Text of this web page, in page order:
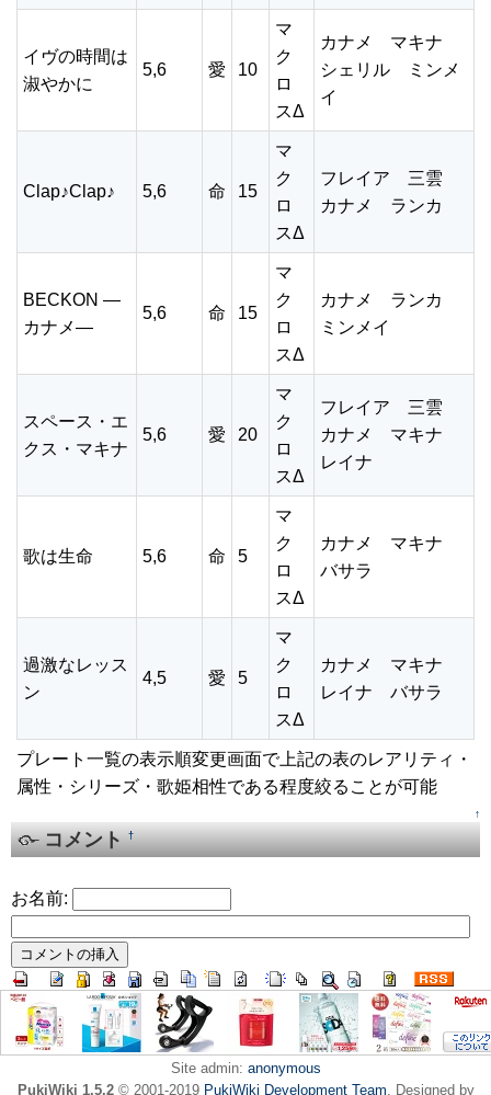
イヴの時間は
淑やかに
5,6 愛 10
マ
ク
ロ
スΔ
カナメ マキナ
シェリル ミンメ
イ
Clap♪Clap♪ 5,6 命 15
マ
ク
ロ
スΔ
フレイア 三雲
カナメ ランカ
BECKON ―
カナメ―
5,6 命 15
マ
ク
ロ
スΔ
カナメ ランカ
ミンメイ
スペース・エ
クス・マキナ
5,6 愛 20
マ
ク
ロ
スΔ
フレイア 三雲
カナメ マキナ
レイナ
歌は生命 5,6 命 5
マ
ク
ロ
スΔ
カナメ マキナ
バサラ
過激なレッス
ン
4,5 愛 5
マ
ク
ロ
スΔ
カナメ マキナ
レイナ バサラ
プレート一覧の表示順変更画面で上記の表のレアリティ・
属性・シリーズ・歌姫相性である程度絞ることが可能
↑
コメント†
お名前:
Site admin: anonymous
PukiWiki 1.5.2© 2001-2019 PukiWiki Development Team. Designed by